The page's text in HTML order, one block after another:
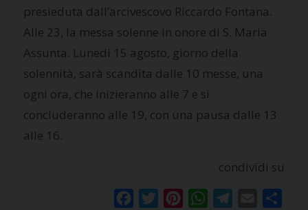
presieduta dall’arcivescovo Riccardo Fontana.
Alle 23, la messa solenne in onore di S. Maria
Assunta. Lunedì 15 agosto, giorno della
solennità, sarà scandita dalle 10 messe, una
ogni ora, che inizieranno alle 7 e si
concluderanno alle 19, con una pausa dalle 13
alle 16.
condividi su
FacebookTwitterPinterestWhatsAppTelegram
Email